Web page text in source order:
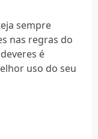
sempre
nas regras do
é
uso do seu